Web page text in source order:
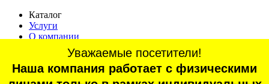
Каталог
Услуги
О компании
Статьи
Контакты
Уважаемые посетители!
Наша компания работает с физическими